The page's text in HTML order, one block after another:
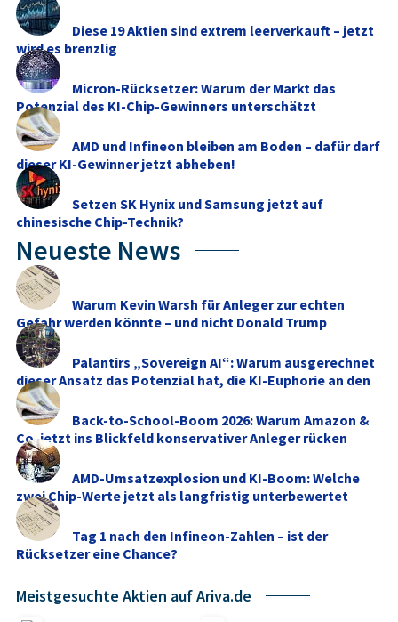
Diese 19 Aktien sind extrem leerverkauft – jetzt
wird es brenzlig
Micron-Rücksetzer: Warum der Markt das
Potenzial des KI-Chip-Gewinners unterschätzt
AMD und Infineon bleiben am Boden – dafür darf
dieser KI-Gewinner jetzt abheben!
Setzen SK Hynix und Samsung jetzt auf
chinesische Chip-Technik?
Neueste News
Warum Kevin Warsh für Anleger zur echten
Gefahr werden könnte – und nicht Donald Trump
Palantirs „Sovereign AI“: Warum ausgerechnet
dieser Ansatz das Potenzial hat, die KI-Euphorie an den
...
Back-to-School-Boom 2026: Warum Amazon &
Co. jetzt ins Blickfeld konservativer Anleger rücken
AMD-Umsatzexplosion und KI-Boom: Welche
zwei Chip-Werte jetzt als langfristig unterbewertet
gelten
Tag 1 nach den Infineon-Zahlen – ist der
Rücksetzer eine Chance?
Meistgesuchte Aktien auf Ariva.de